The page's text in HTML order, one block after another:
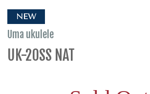
NEW
Uma ukulele
UK-20SS NAT